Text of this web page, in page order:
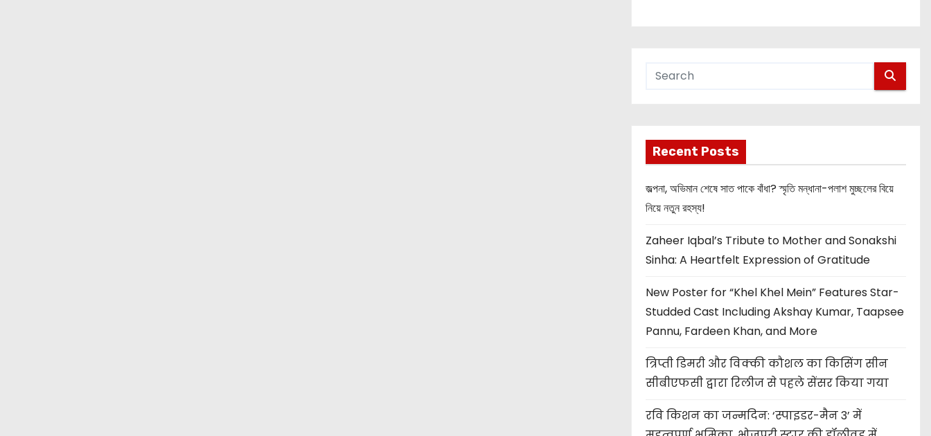
Recent Posts
জল্পনা, অভিমান শেষে সাত পাকে বাঁধা? স্মৃতি মন্ধানা-পলাশ মুচ্ছলের বিয়ে
নিয়ে নতুন রহস্য!
Zaheer Iqbal’s Tribute to Mother and Sonakshi
Sinha: A Heartfelt Expression of Gratitude
New Poster for “Khel Khel Mein” Features Star-
Studded Cast Including Akshay Kumar, Taapsee
Pannu, Fardeen Khan, and More
त्रिप्ती डिमरी और विक्की कौशल का किसिंग सीन
सीबीएफसी द्वारा रिलीज से पहले सेंसर किया गया
रवि किशन का जन्मदिन: ‘स्पाइडर-मैन 3’ में